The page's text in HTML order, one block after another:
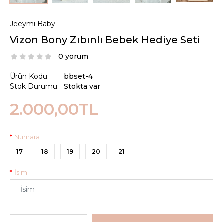
Jeeymi Baby
Vizon Bony Zıbınlı Bebek Hediye Seti
0 yorum
Ürün Kodu:
Stok Durumu:
bbset-4
Stokta var
2.000,00TL
Numara
17 18 19 20 21
İsim